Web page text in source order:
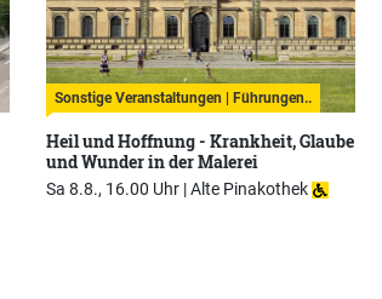
Sonstige Veranstaltungen | Führungen..
Heil und Hoffnung - Krankheit, Glaube
und Wunder in der Malerei
Sa 8.8., 16.00 Uhr |Alte Pinakothek